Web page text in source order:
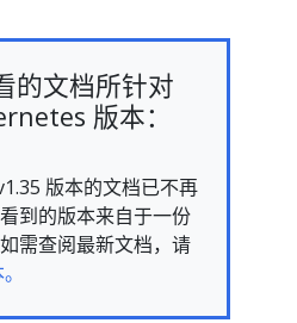
的文档所针对
版本：
版本的文档已不再
到的版本来自于一份
需查阅最新文档，请